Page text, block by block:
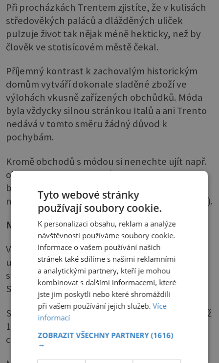
Při procházkách Trentem zjistíte, že v kulisách
středověkých paláců a dlážděných uliček
pulzuje život tak nějak méně hekticky, než by
člověk ve stotisícovém městě čekal.
Příjemný kontrast k zachovalým historickým
domům vytváří dokonale sladěné zboží ve
výlohách vkusně zařízených obchůdků. Móda
byla vždycky silnou stránkou Italů a ani Trento
nedává v tomto směru žádný důvod k
pochybám.
Kromě obchodů s módou si nenechte ujít např.
obchod s gastronomickými specialitami La
bottega degli antichi sapori (Via Belenzani 56)
nebo dům kávy Casa del caffè – (Via S. Pietro 38).
Na běžky
V Trentinu si užijí i běžkaři. Vždyť je tu 470 km
udržovaných běžkařských tratí a milovníci bílé
stopy mají k dispozici permanentku
SuperNordicSkipass.
S touto jedinou kartou mohou využívat více než
1000 km běžeckých tratí v 15 běžkařských
centrech, z nichž 11 se nachází v Trentinu.
Tyto webové stránky
používají soubory cookie.
K personalizaci obsahu, reklam a analýze
návštěvnosti používáme soubory cookie.
Informace o vašem používání našich
stránek také sdílíme s našimi reklamními
a analytickými partnery, kteří je mohou
kombinovat s dalšími informacemi, které
jste jim poskytli nebo které shromáždili
při vašem používání jejich služeb.Více
informací
ZOBRAZIT VŠECHNY PARTNERY(1616)
→